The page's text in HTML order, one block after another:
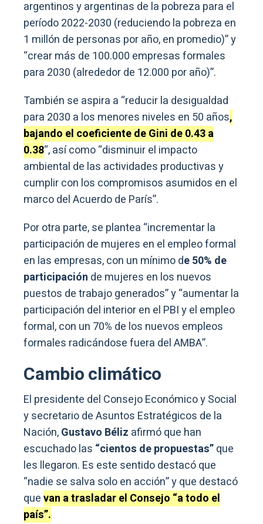
argentinos y argentinas de la pobreza para el
período 2022-2030 (reduciendo la pobreza en
1 millón de personas por año, en promedio)” y
“crear más de 100.000 empresas formales
para 2030 (alrededor de 12.000 por año)”.
También se aspira a “reducir la desigualdad
para 2030 a los menores niveles en 50 años,
bajando el coeficiente de Gini de 0.43 a
0.38“, así como “disminuir el impacto
ambiental de las actividades productivas y
cumplir con los compromisos asumidos en el
marco del Acuerdo de París”.
Por otra parte, se plantea “incrementar la
participación de mujeres en el empleo formal
en las empresas, con un mínimo de 50% de
participación de mujeres en los nuevos
puestos de trabajo generados” y “aumentar la
participación del interior en el PBI y el empleo
formal, con un 70% de los nuevos empleos
formales radicándose fuera del AMBA”.
Cambio climático
El presidente del Consejo Económico y Social
y secretario de Asuntos Estratégicos de la
Nación,Gustavo Béliz afirmó que han
escuchado las “cientos de propuestas”que
les llegaron. Es este sentido destacó que
“nadie se salva solo en acción” y que destacó
quevan a trasladar el Consejo “a todo el
país”.